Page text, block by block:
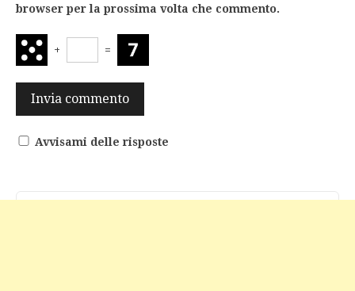
browser per la prossima volta che commento.
+ =
Avvisami delle risposte